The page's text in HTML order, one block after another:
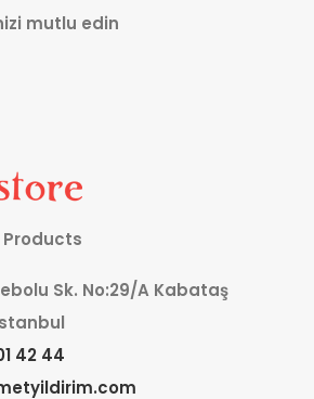
mutlu edin
Sk. No:29/A Kabataş
42 44